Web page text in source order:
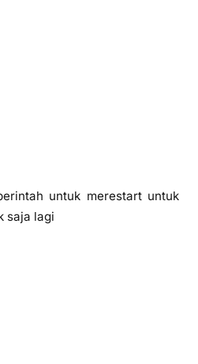
untuk merestart untuk
saja lagi